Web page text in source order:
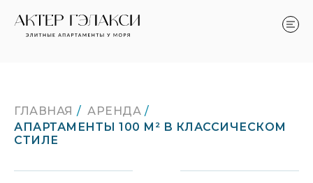
ГЛАВНАЯ / АРЕНДА /
АПАРТАМЕНТЫ 100 М² В КЛАССИЧЕСКОМ
СТИЛЕ